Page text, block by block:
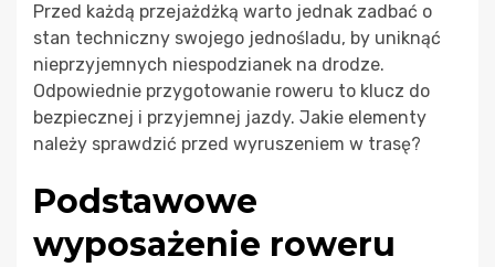
Przed każdą przejażdżką warto jednak zadbać o
stan techniczny swojego jednośladu, by uniknąć
nieprzyjemnych niespodzianek na drodze.
Odpowiednie przygotowanie roweru to klucz do
bezpiecznej i przyjemnej jazdy. Jakie elementy
należy sprawdzić przed wyruszeniem w trasę?
Podstawowe
wyposażenie roweru